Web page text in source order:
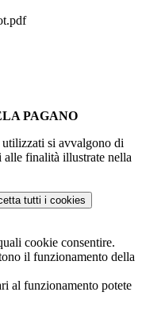
PAGANO
si avvalgono di
alle finalità illustrate nella
tutti i cookies
cookie consentire.
il funzionamento della
al funzionamento potete